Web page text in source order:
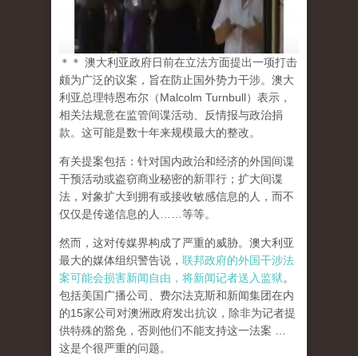
＊＊ 澳大利亚政府日前在立法方面提出一项打击
颇为广泛的议案，旨在防止国外势力干涉。澳大
利亚总理特恩布尔（Malcolm Turnbull）表示，
相关法规意在监管间谍活动、反情报与政治捐
款。这可能是数十年来规模最大的整改。
有关提案包括：针对国内政治和经济的外国间谍
干预活动或盗窃商业秘密的新罪行；扩大间谍
法，对象扩大到拥有或接收敏感信息的人，而不
仅仅是传递信息的人……等等。
然而，这对传媒界构成了严重的威胁。澳大利亚
最大的媒体组织警告说， 联邦政府的外国干涉法
案可能会损害新闻自由，将新闻记者送入监狱。
包括美国广播公司、费尔法克斯和新闻集团在内
的15家公司对澳洲政府发出抗议，除非为记者提
供特殊的豁免，否则他们不能支持这一法案 …
这是个很严重的问题。